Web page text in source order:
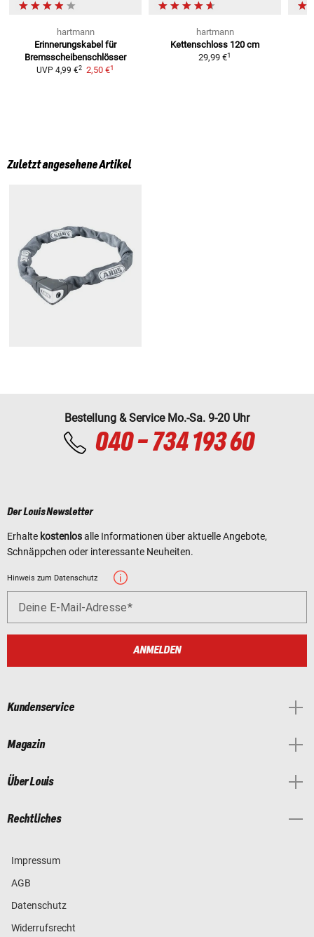
hartmann
Erinnerungskabel für
Bremsscheibenschlösser
UVP 4,99 €2 2,50 €1
hartmann
Kettenschloss 120 cm
29,99 €1
Zuletzt angesehene Artikel
Bestellung & Service Mo.-Sa. 9-20 Uhr
040 - 734 193 60
Der Louis Newsletter
Erhalte kostenlosalle Informationen über aktuelle Angebote,
Schnäppchen oder interessante Neuheiten.
Hinweis zum Datenschutz
Deine E-Mail-Adresse
ANMELDEN
Kundenservice
Magazin
Über Louis
Rechtliches
Impressum
AGB
Datenschutz
Widerrufsrecht